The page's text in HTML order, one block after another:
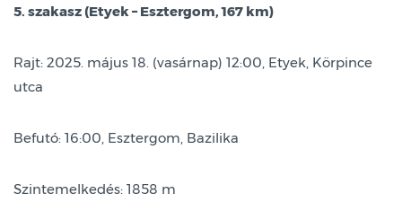
5. szakasz (Etyek – Esztergom, 167 km)
Rajt: 2025. május 18. (vasárnap) 12:00, Etyek, Körpince
utca
Befutó: 16:00, Esztergom, Bazilika
Szintemelkedés: 1858 m